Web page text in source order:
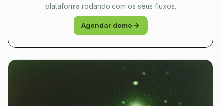
plataforma rodando com os seus fluxos.
Agendar demo